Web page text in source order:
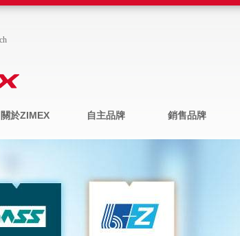
關於ZIMEX 自主品牌 銷售品牌